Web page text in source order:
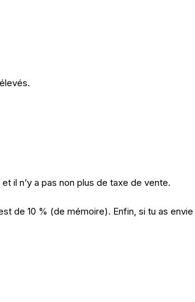
il n’y a pas non plus de taxe de vente.
de 10 % (de mémoire). Enfin, si tu as envie